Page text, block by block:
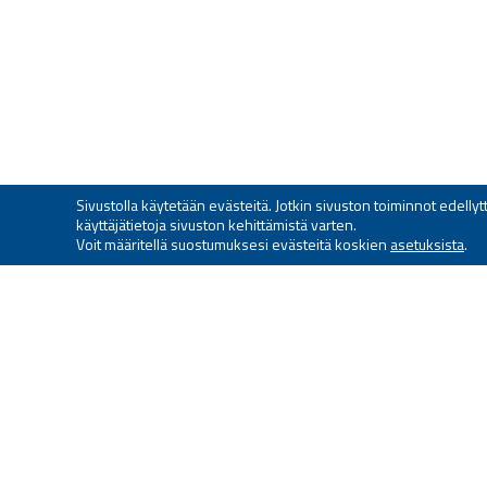
Sivustolla käytetään evästeitä. Jotkin sivuston toiminnot
käyttäjätietoja sivuston kehittämistä varten.
Voit määritellä suostumuksesi evästeitä koskien asetuksista.